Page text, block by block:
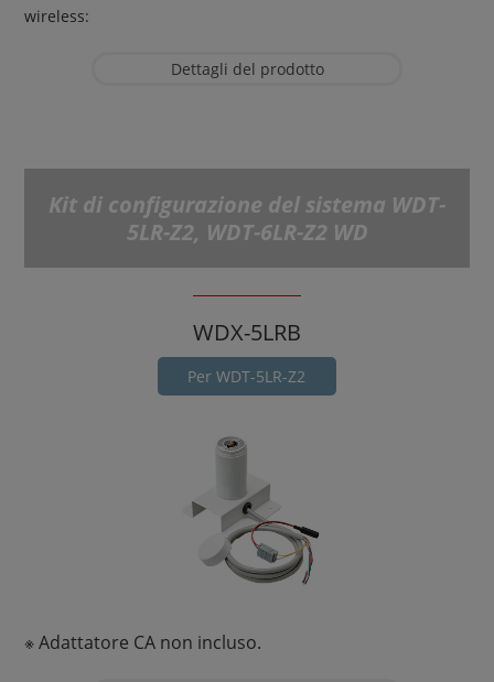
wireless:
Dettagli del prodotto
Kit di configurazione del sistema WDT-
5LR-Z2, WDT-6LR-Z2 WD
WDX-5LRB
Per WDT-5LR-Z2
※ Adattatore CA non incluso.